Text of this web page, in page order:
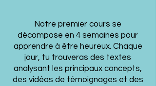
Notre premier cours se
décompose en 4 semaines pour
apprendre à être heureux. Chaque
jour, tu trouveras des textes
analysant les principaux concepts,
des vidéos de témoignages et des